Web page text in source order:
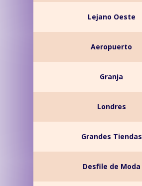
Lejano Oeste
Aeropuerto
Granja
Londres
Grandes Tiendas
Desfile de Moda